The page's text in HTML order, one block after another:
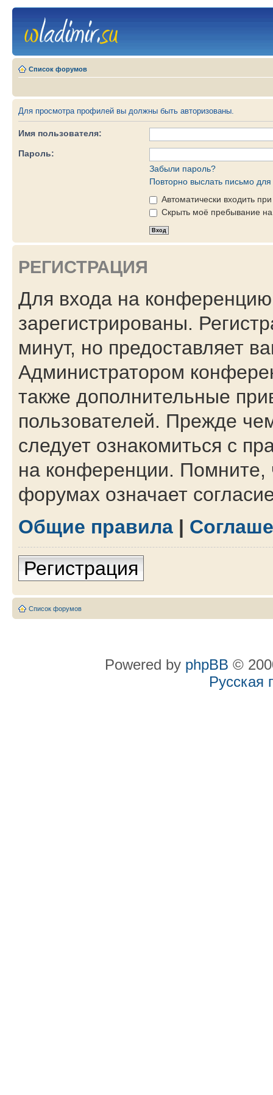
Список форумов
Для просмотра профилей вы должны быть авторизованы.
Имя пользователя:
Пароль:
Забыли пароль?
Повторно выслать письмо для
Автоматически входить
Скрыть моё пребывание
РЕГИСТРАЦИЯ
Для входа на
зарегистрированы.
минут, но предоставляет
Администратором
также дополнительные
пользователей. Прежде
следует ознакомиться с
на конференции. Помните,
форумах означает
Общие правила |
Регистрация
Список форумов
Powered by phpBB ©
Русская